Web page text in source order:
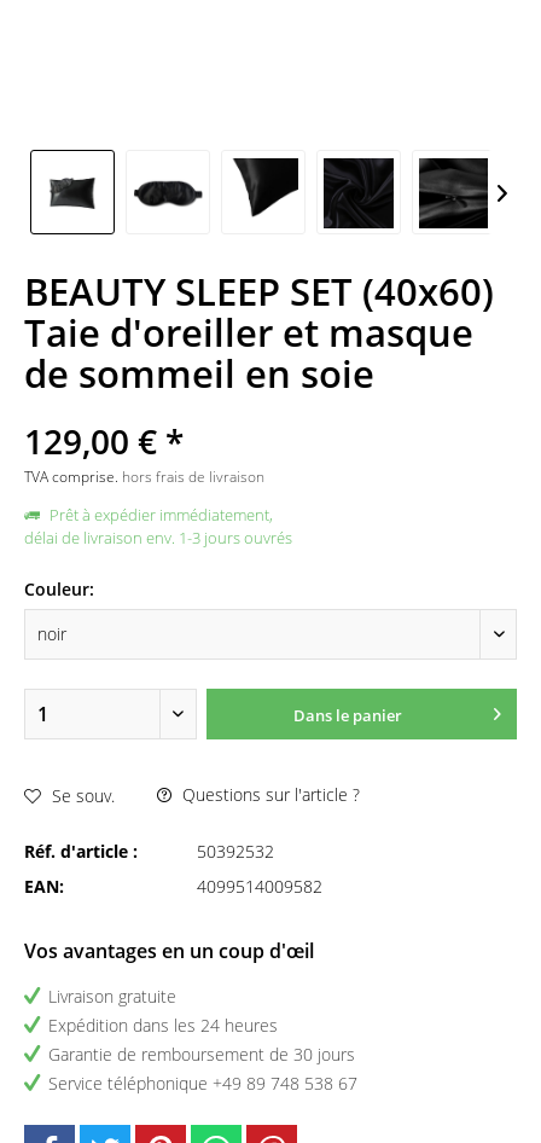
BEAUTY SLEEP SET (40x60)
Taie d'oreiller et masque
de sommeil en soie
129,00 € *
TVA comprise. hors frais de livraison
Prêt à expédier immédiatement,
délai de livraison env. 1-3 jours ouvrés
Couleur:
Dans le panier
Se souv. Questions sur l'article ?
Réf. d'article :
50392532
EAN:
4099514009582
Vos avantages en un coup d'œil
Livraison gratuite
Expédition dans les 24 heures
Garantie de remboursement de 30 jours
Service téléphonique +49 89 748 538 67